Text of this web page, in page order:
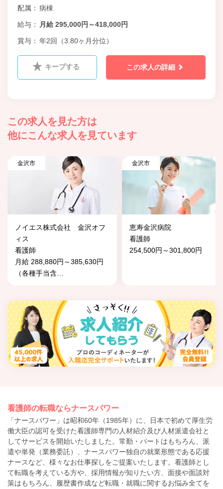
配属 病棟
給与 月給 295,000円～418,000円
賞与 年2回（3.80ヶ月分位）
キープする この求人の詳細
この求人を見た方は
他にこんな求人を見ています
金沢市
ノイエス株式会社 金沢オフ
ィス
看護師
月給 288,880円～385,630円
（各種手当含
金沢市
恵寿金沢病院
看護師
254,500円～301,800円
看護師の転職ならナースパワー
「ナースパワー」は昭和60年（1985年）に、日本で初めて厚生労
働大臣の認可を受けた看護師専門の人材紹介及び人材派遣会社と
してサービスを開始いたしました。常勤・パートはもちろん、派
遣や単発（業務委託）、ナースパワー独自の就業形態である応援
ナースなど、様々なお仕事探しをご提案いたします。看護師とし
て転職を考えている方や、採用情報が知りたい方、面接や面談対
策はもちろん、履歴書作成など転職・就職に関するお悩み全てを